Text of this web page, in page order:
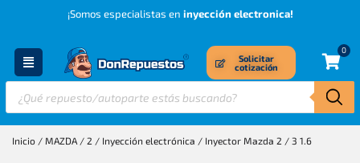
¡Somos especialistas en inyección electronica!
Solicitar
cotización
0
Inicio / MAZDA / 2 / Inyección electrónica / Inyector Mazda 2 / 3 1.6